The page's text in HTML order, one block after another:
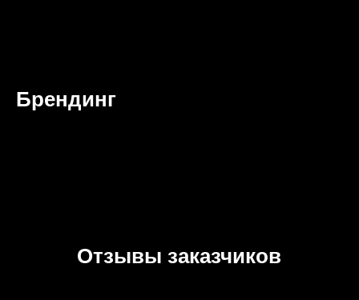
Брендинг
Отзывы заказчиков